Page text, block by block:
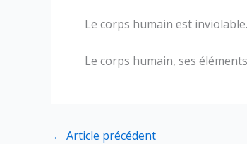
Le corps humain est inviolable.
Le corps humain, ses
← Article précédent